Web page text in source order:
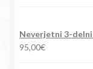
Neverjetni 3-
95,00€